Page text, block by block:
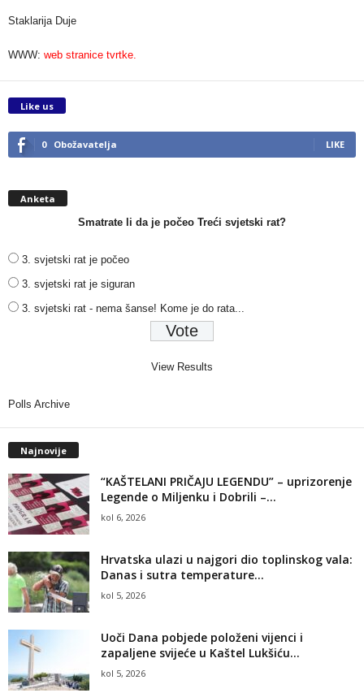
Staklarija Duje
WWW: web stranice tvrtke.
Like us
0 Obožavatelja LIKE
Anketa
Smatrate li da je počeo Treći svjetski rat?
3. svjetski rat je počeo
3. svjetski rat je siguran
3. svjetski rat - nema šanse! Kome je do rata...
View Results
Polls Archive
Najnovije
“KAŠTELANI PRIČAJU LEGENDU” – uprizorenje
Legende o Miljenku i Dobrili –...
kol 6, 2026
Hrvatska ulazi u najgori dio toplinskog vala:
Danas i sutra temperature...
kol 5, 2026
Uoči Dana pobjede položeni vijenci i
zapaljene svijeće u Kaštel Lukšiću...
kol 5, 2026